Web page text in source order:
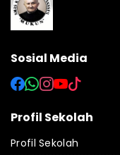
Sosial Media
Profil Sekolah
Profil Sekolah